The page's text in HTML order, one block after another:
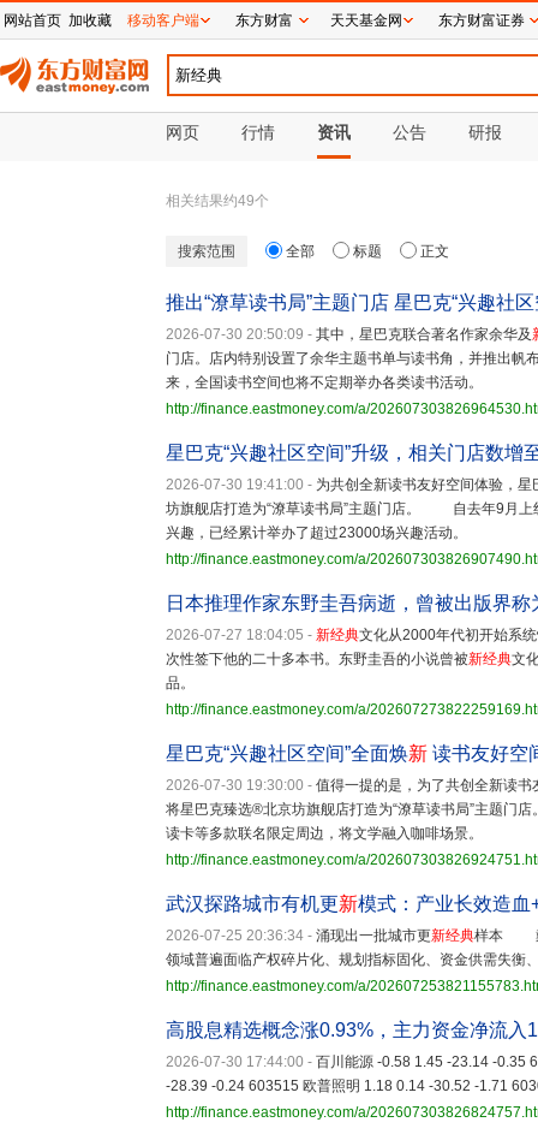
网页 行情 资讯 公告 研报
相关结果约49个
搜索范围 全部 标题 正文
推出“潦草读书局”主题门店 星巴克“兴趣社
2026-07-30 20:50:09 - 其中，星巴克联合著名作家余华及
门店。店内特别设置了余华主题书单与读书角，并推出帆
来，全国读书空间也将不定期举办各类读书活动。
http://finance.eastmoney.com/a/
星巴克“兴趣社区空间”升级，相关门店数增
2026-07-30 19:41:00 - 为共创全新读书友好空间体验，
坊旗舰店打造为“潦草读书局”主题门店。 自去年9月上
兴趣，已经累计举办了超过23000场兴趣活动。
http://finance.eastmoney.com/a/
日本推理作家东野圭吾病逝，曾被出版界称
2026-07-27 18:04:05 - 新经典文化从2000年代初开始系
次性签下他的二十多本书。东野圭吾的小说曾被新经典文
品。
http://finance.eastmoney.com/a/
星巴克“兴趣社区空间”全面焕新 读书友好空
2026-07-30 19:30:00 - 值得一提的是，为了共创全新读
将星巴克臻选®北京坊旗舰店打造为“潦草读书局”主题门
读卡等多款联名限定周边，将文学融入咖啡场景。
http://finance.eastmoney.com/a/
武汉探路城市有机更新模式：产业长效造血
2026-07-25 20:36:34 - 涌现出一批城市更新经典样本 戴
领域普遍面临产权碎片化、规划指标固化、资金供需失衡
http://finance.eastmoney.com/a/
高股息精选概念涨0.93%，主力资金净流入
2026-07-30 17:44:00 - 百川能源 -0.58 1.45 -23.14 -0.35
-28.39 -0.24 603515 欧普照明 1.18 0.14 -30.52 -1.71
http://finance.eastmoney.com/a/
网站首页 加收藏 移动客户端 东方财富 天天基金网 东方财富证券